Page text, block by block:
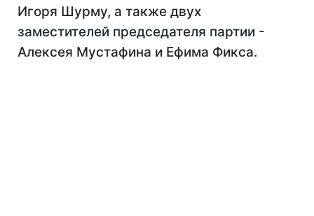
Игоря Шурму, а также двух
заместителей председателя партии -
Алексея Мустафина и Ефима Фикса.